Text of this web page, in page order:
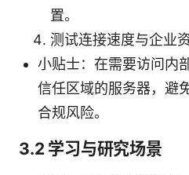
置。
测试连接速度与企业
小贴士：在需要访问内
信任区域的服务器，避
合规风险。
3.2 学习与研究场景